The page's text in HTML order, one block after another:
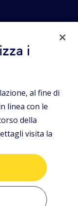
(MI)
Imprese di Milano-
i
al fine di
linea con le
della
visita la